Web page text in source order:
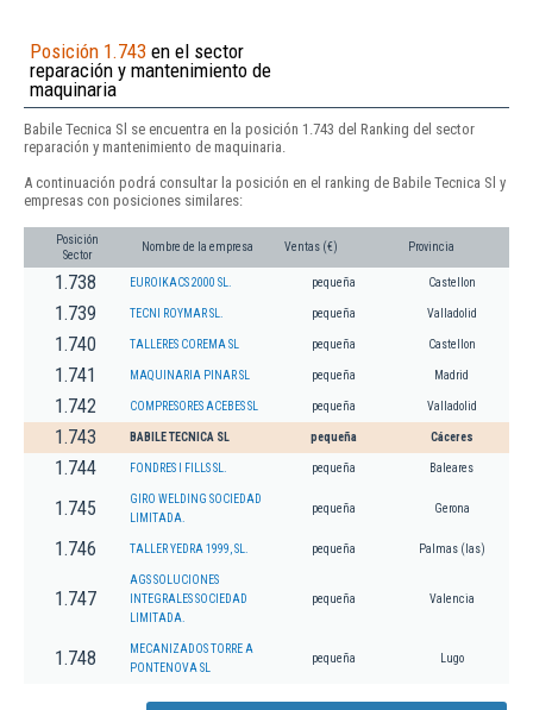
Posición 1.743 en el sector
reparación y mantenimiento de
maquinaria
Babile Tecnica Sl se encuentra en la posición 1.743 del Ranking del sector
reparación y mantenimiento de maquinaria.
A continuación podrá consultar la posición en el ranking de Babile Tecnica Sl y
empresas con posiciones similares:
Posición
Sector
Nombre de la empresa Ventas (€) Provincia
1.738 EUROIKACS 2000 SL. pequeña Castellon
1.739 TECNI ROYMAR SL. pequeña Valladolid
1.740 TALLERES COREMA SL pequeña Castellon
1.741 MAQUINARIA PINAR SL pequeña Madrid
1.742 COMPRESORES ACEBES SL pequeña Valladolid
1.743 BABILE TECNICA SL pequeña Cáceres
1.744 FONDRES I FILLS SL. pequeña Baleares
1.745
GIRO WELDING SOCIEDAD
LIMITADA.
pequeña Gerona
1.746 TALLER YEDRA 1999, SL. pequeña Palmas (las)
1.747
AGS SOLUCIONES
INTEGRALES SOCIEDAD
LIMITADA.
pequeña Valencia
1.748
MECANIZADOS TORRE A
PONTENOVA SL
pequeña Lugo